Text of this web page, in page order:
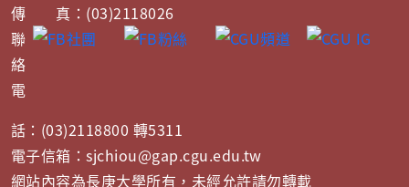
傳 真：(03)2118026
聯
絡
電
話：(03)2118800 轉5311
電子信箱：sjchiou@gap.cgu.edu.tw
網站內容為長庚大學所有，未經允許請勿轉載